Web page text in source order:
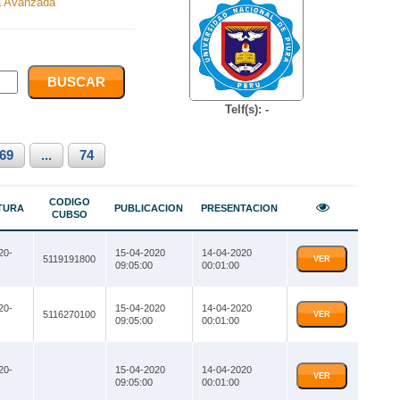
Telf(s): -
69 ... 74
CODIGO
CUBSO
PUBLICACION PRESENTACION
5119191800
15-04-2020
09:05:00
14-04-2020
00:01:00
VER
5116270100
15-04-2020
09:05:00
14-04-2020
00:01:00
VER
15-04-2020
09:05:00
14-04-2020
00:01:00
VER